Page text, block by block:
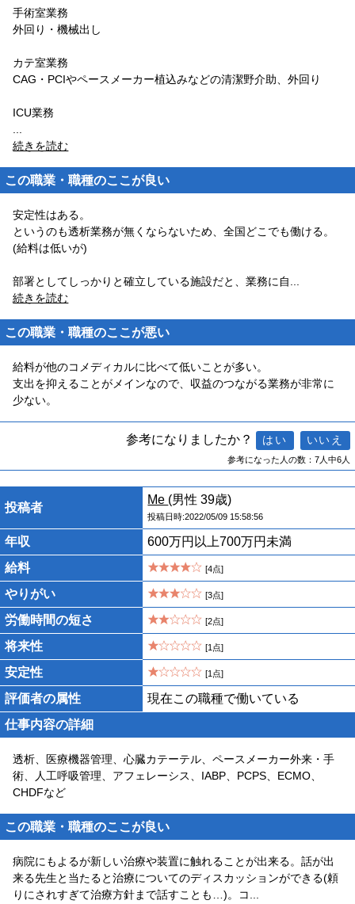
手術室業務
外回り・機械出し
カテ室業務
CAG・PCIやペースメーカー植込みなどの清潔野介助、外回り
ICU業務
続きを読む
この職業・職種のここが良い
安定性はある。
というのも透析業務が無くならないため、全国どこでも働ける。
(給料は低いが)
部署としてしっかりと確立している施設だと、業務に自
続きを読む
この職業・職種のここが悪い
給料が他のコメディカルに比べて低いことが多い。
支出を抑えることがメインなので、収益のつながる業務が非常に
少ない。
参考になりましたか？
参考になった人の数：7人中6人
投稿者
Me (男性 39歳)
投稿日時:2022/05/09 15:58:56
年収
600万円以上700万円未満
給料
[4点]
やりがい [3点]
労働時間の短さ [2点]
将来性 [1点]
安定性 [1点]
評価者の属性
現在この職種で働いている
仕事内容の詳細
透析、医療機器管理、心臓カテーテル、ペースメーカー外来・手
術、人工呼吸管理、アフェレーシス、IABP、PCPS、ECMO、
CHDFなど
この職業・職種のここが良い
病院にもよるが新しい治療や装置に触れることが出来る。話が出
来る先生と当たると治療についてのディスカッションができる(頼
りにされすぎて治療方針まで話すことも…)。コ